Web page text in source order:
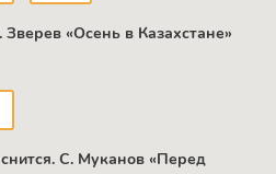
«Осень в Казахстане»
C. Муканов «Перед